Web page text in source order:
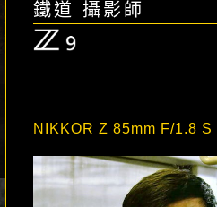
鐵道 攝影師
NIKKOR Z 85mm F/1.8 S
旅遊 / 風景自然
Wicked Ricky 黃盈碩